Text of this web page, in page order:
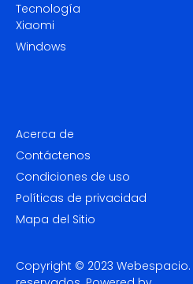
Tecnología
Xiaomi
Windows
Acerca de
Contáctenos
Condiciones de uso
Políticas de privacidad
Mapa del Sitio
Copyright © 2023 Webespacio.